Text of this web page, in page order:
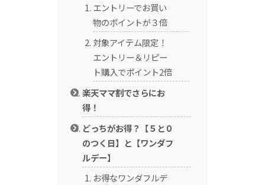
エントリーでお買い
物のポイントが３倍
対象アイテム限定！
エントリー＆リピー
ト購入でポイント2倍
楽天ママ割でさらにお
得！
どっちがお得？【５と０
のつく日】と【ワンダフ
ルデー】
お得なワンダフルデ